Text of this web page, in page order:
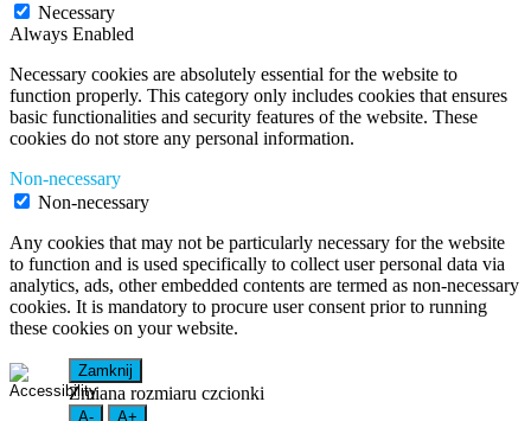
Necessary
Always Enabled
Necessary cookies are absolutely essential for the website to
function properly. This category only includes cookies that ensures
basic functionalities and security features of the website. These
cookies do not store any personal information.
Non-necessary
Non-necessary
Any cookies that may not be particularly necessary for the website
to function and is used specifically to collect user personal data via
analytics, ads, other embedded contents are termed as non-necessary
cookies. It is mandatory to procure user consent prior to running
these cookies on your website.
Zamknij
Zmiana rozmiaru czcionki
A- A+